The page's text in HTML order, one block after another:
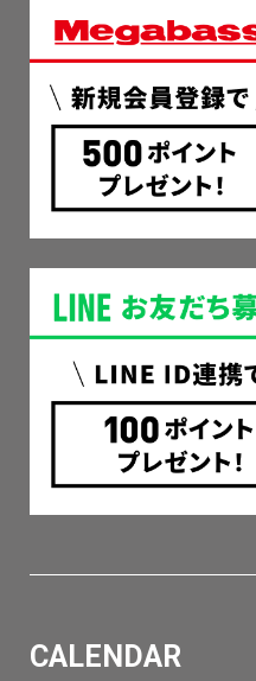
CALENDAR